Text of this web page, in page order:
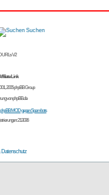
Suchen
URLs V2
Link
2005 phpBB Group
vonphpBB.de
213036
Datenschutz